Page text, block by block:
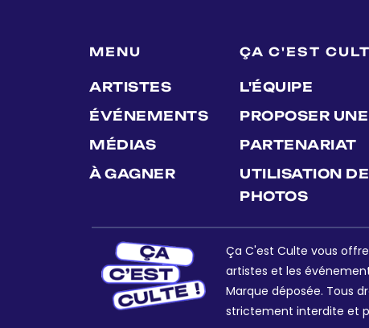
MENU
ARTISTES
ÉVÉNEMENTS
MÉDIAS
À GAGNER
ÇA C'EST
L'ÉQUIPE
PROPOSER
PARTENARIAT
UTILISATION
PHOTOS
Ça C'est Culte vous
artistes et les
Marque déposée. Tous
strictement interdite et